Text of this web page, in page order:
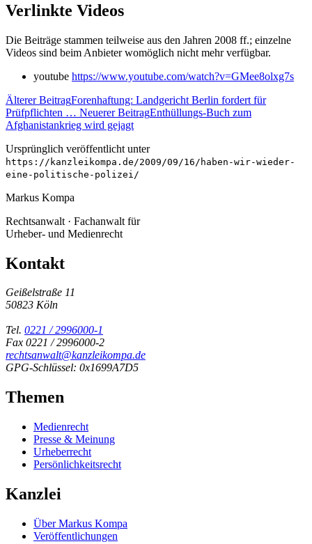
Verlinkte Videos
Die Beiträge stammen teilweise aus den Jahren 2008 ff.; einzelne
Videos sind beim Anbieter womöglich nicht mehr verfügbar.
youtube https://www.youtube.com/watch?v=GMee8olxg7s
Älterer BeitragForenhaftung: Landgericht Berlin fordert für
Prüfpflichten … Neuerer BeitragEnthüllungs-Buch zum
Afghanistankrieg wird gejagt
Ursprünglich veröffentlicht unter
https://kanzleikompa.de/2009/09/16/haben-wir-wieder-
eine-politische-polizei/
Markus Kompa
Rechtsanwalt · Fachanwalt für
Urheber- und Medienrecht
Kontakt
Geißelstraße 11
50823 Köln
Tel. 0221 / 2996000-1
Fax 0221 / 2996000-2
rechtsanwalt@kanzleikompa.de
GPG-Schlüssel: 0x1699A7D5
Themen
Medienrecht
Presse & Meinung
Urheberrecht
Persönlichkeitsrecht
Kanzlei
Über Markus Kompa
Veröffentlichungen